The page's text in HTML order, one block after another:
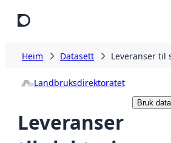
Heim Datasett Leveranser til
Landbruksdirektoratet
Leveranser
Bruk